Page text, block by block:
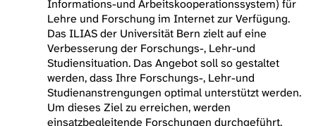
Informations-und Arbeitskooperationssystem) für
Lehre und Forschung im Internet zur Verfügung.
Das ILIAS der Universität Bern zielt auf eine
Verbesserung der Forschungs-, Lehr-und
Studiensituation. Das Angebot soll so gestaltet
werden, dass Ihre Forschungs-, Lehr-und
Studienanstrengungen optimal unterstützt werden.
Um dieses Ziel zu erreichen, werden
einsatzbegleitende Forschungen durchgeführt.